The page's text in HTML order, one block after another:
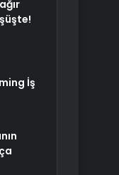
İş